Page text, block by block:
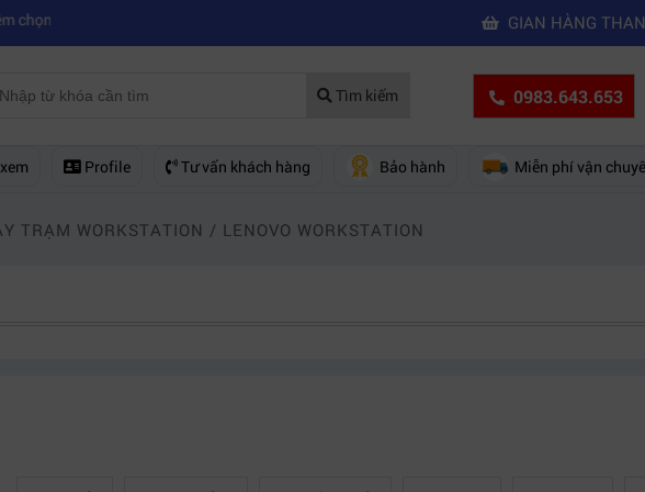
máy quay phim chuyên nghiệp Mua máy quay phim hd giá rẻ nên mua của hãng nào?|
GIAN HÀNG
Tìm kiếm 0983.643.653
Profile Tư vấn khách hàng Bảo hành Miễn phí vận
TRẠM WORKSTATION / LENOVO WORKSTATION